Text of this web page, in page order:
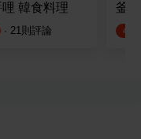
韓食料理
· 21則評論
釜
4.5